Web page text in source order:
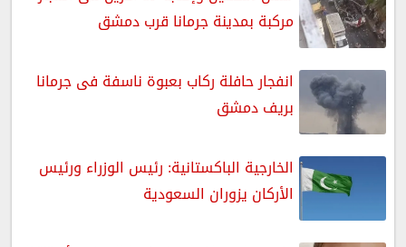
مركبة بمدينة جرمانا قرب دمشق
انفجار حافلة ركاب بعبوة ناسفة فى جرمانا
بريف دمشق
الخارجية الباكستانية: رئيس الوزراء ورئيس
الأركان يزوران السعودية